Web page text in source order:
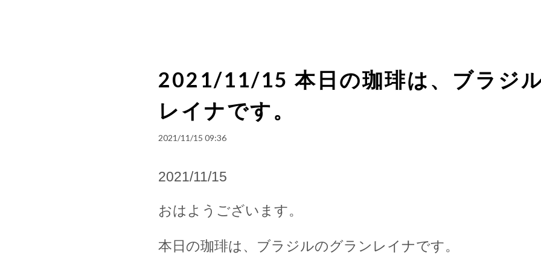
2021/11/15 本日の珈琲は、ブラジ
レイナです。
2021/11/15 09:36
2021/11/15
おはようございます。
本日の珈琲は、ブラジルのグランレイナです。